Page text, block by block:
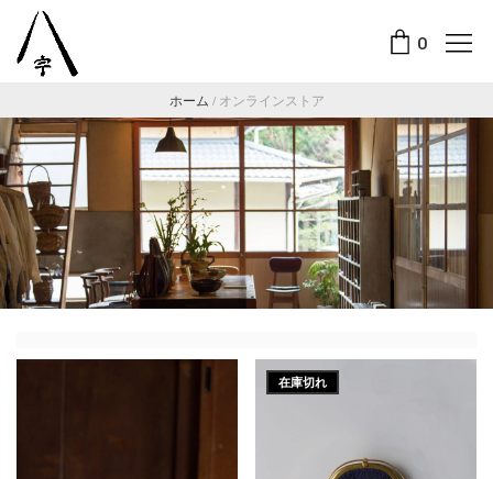
0
ホーム / オンラインストア
在庫切れ